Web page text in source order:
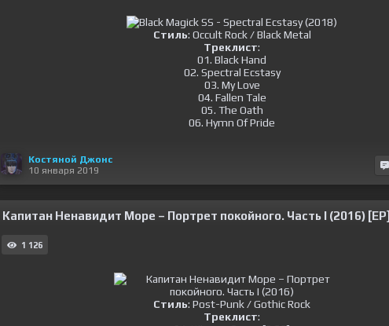
Стиль: Occult Rock / Black Metal
Треклист:
01. Black Hand
02. Spectral Ecstasy
03. My Love
04. Fallen Tale
05. The Oath
06. Hymn Of Pride
Костяной Джонс
10 января 2019
Капитан Ненавидит Море – Портрет покойного. Часть I (2016) [EP]
1 126
Стиль: Post-Punk / Gothic Rock
Треклист: